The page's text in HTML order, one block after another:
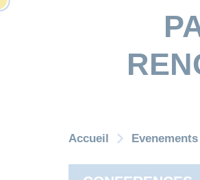
Accueil Evenements